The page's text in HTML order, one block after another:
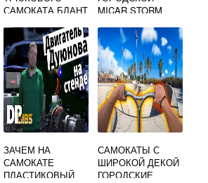
САМОКАТА БЛАНТ
MICAR STORM
ЗАЧЕМ НА
САМОКАТЕ
ПЛАСТИКОВЫЙ
САМОКАТЫ С
ШИРОКОЙ ДЕКОЙ
ГОРОДСКИЕ